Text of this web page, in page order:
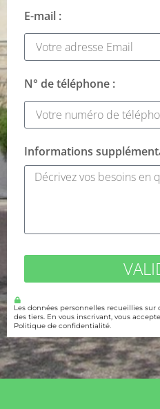
E-mail :
N° de téléphone :
Informations
Les données personnelles recueillies
des tiers. En vous inscrivant, vous
Politique de confidentialité.